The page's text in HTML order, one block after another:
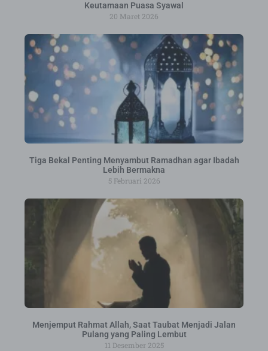
Keutamaan Puasa Syawal
20 Maret 2026
Tiga Bekal Penting Menyambut Ramadhan agar Ibadah
Lebih Bermakna
5 Februari 2026
Menjemput Rahmat Allah, Saat Taubat Menjadi Jalan
Pulang yang Paling Lembut
11 Desember 2025